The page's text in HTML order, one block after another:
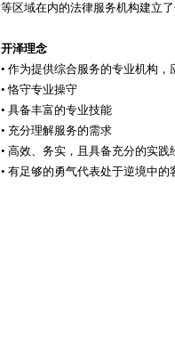
等区域在内的法律服务机构建立
开泽理念
• 作为提供综合服务的专业机构，
• 恪守专业操守
• 具备丰富的专业技能
• 充分理解服务的需求
• 高效、务实，且具备充分的实践
• 有足够的勇气代表处于逆境中的